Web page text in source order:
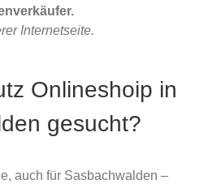
Internetseite.
Onlineshoip in
gesucht?
auch für Sasbachwalden –